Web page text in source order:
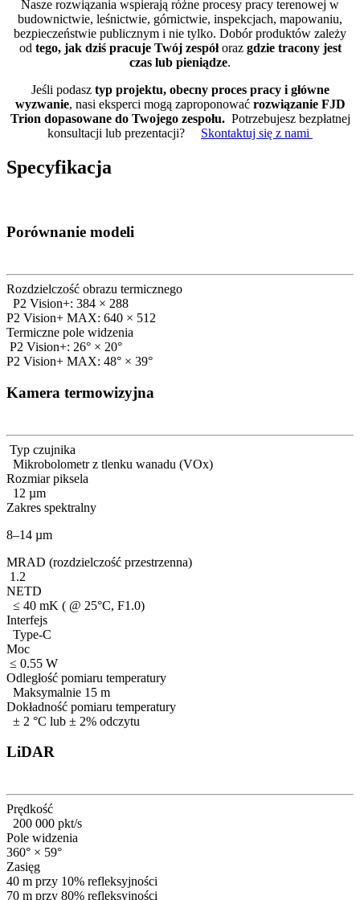
Nasze rozwiązania wspierają różne procesy pracy terenowej w
budownictwie, leśnictwie, górnictwie, inspekcjach, mapowaniu,
bezpieczeństwie publicznym i nie tylko. Dobór produktów zależy
od tego, jak dziś pracuje Twój zespółoraz gdzie tracony jest
czas lub pieniądze.
Jeśli podasz typ projektu, obecny proces pracy i główne
wyzwanie, nasi eksperci mogą zaproponować rozwiązanie FJD
Trion dopasowane do Twojego zespołu.Potrzebujesz bezpłatnej
konsultacji lub prezentacji? Skontaktuj się z nami
Specyfikacja
Porównanie modeli
Rozdzielczość obrazu termicznego
P2 Vision+: 384 × 288
P2 Vision+ MAX: 640 × 512
Termiczne pole widzenia
P2 Vision+: 26° × 20°
P2 Vision+ MAX: 48° × 39°
Kamera termowizyjna
Typ czujnika
Mikrobolometr z tlenku wanadu (VOx)
Rozmiar piksela
12 µm
Zakres spektralny
8–14 µm
MRAD (rozdzielczość przestrzenna)
1.2
NETD
≤ 40 mK ( @ 25°C, F1.0)
Interfejs
Type-C
Moc
≤ 0.55 W
Odległość pomiaru temperatury
Maksymalnie 15 m
Dokładność pomiaru temperatury
± 2 °C lub ± 2% odczytu
LiDAR
Prędkość
200 000 pkt/s
Pole widzenia
360° × 59°
Zasięg
40 m przy 10% refleksyjności
70 m przy 80% refleksyjności